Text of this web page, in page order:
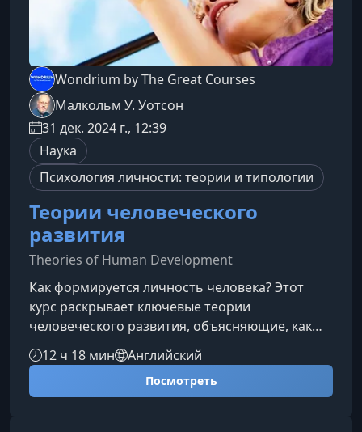
Wondrium by The Great Courses
Малкольм У. Уотсон
31 дек. 2024 г., 12:39
Наука
Психология личности: теории и типологии
Теории человеческого
развития
Theories of Human Development
Как формируется личность человека? Этот
курс раскрывает ключевые теории
человеческого развития, объясняющие, как
детские переживания, взросление и
социальная среда влияют на наши мысли,
чувства и поведение. Материал поможет
лучше понять себя, других и механизмы,
12 ч 18 мин Английский
Посмотреть